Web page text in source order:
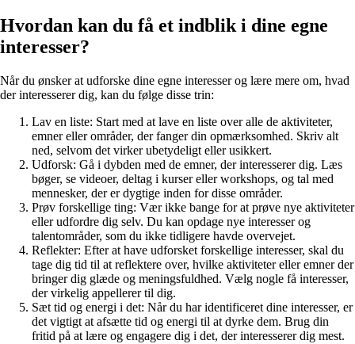
Hvordan kan du få et indblik i dine egne
interesser?
Når du ønsker at udforske dine egne interesser og lære mere om, hvad
der interesserer dig, kan du følge disse trin:
Lav en liste: Start med at lave en liste over alle de aktiviteter,
emner eller områder, der fanger din opmærksomhed. Skriv alt
ned, selvom det virker ubetydeligt eller usikkert.
Udforsk: Gå i dybden med de emner, der interesserer dig. Læs
bøger, se videoer, deltag i kurser eller workshops, og tal med
mennesker, der er dygtige inden for disse områder.
Prøv forskellige ting: Vær ikke bange for at prøve nye aktiviteter
eller udfordre dig selv. Du kan opdage nye interesser og
talentområder, som du ikke tidligere havde overvejet.
Reflekter: Efter at have udforsket forskellige interesser, skal du
tage dig tid til at reflektere over, hvilke aktiviteter eller emner der
bringer dig glæde og meningsfuldhed. Vælg nogle få interesser,
der virkelig appellerer til dig.
Sæt tid og energi i det: Når du har identificeret dine interesser, er
det vigtigt at afsætte tid og energi til at dyrke dem. Brug din
fritid på at lære og engagere dig i det, der interesserer dig mest.